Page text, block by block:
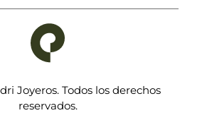
Joyeros. Todos los derechos
reservados.